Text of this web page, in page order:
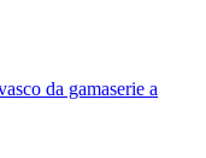
da gamaserie a